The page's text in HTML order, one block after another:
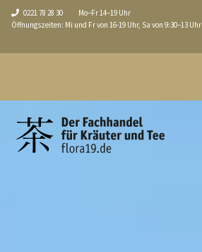
0221 78 28 30
Mo–Fr 14–19 Uhr
Öffnungszeiten: Mi und Fr von 16-19 Uhr, Sa von 9:30–13 Uhr
Shop